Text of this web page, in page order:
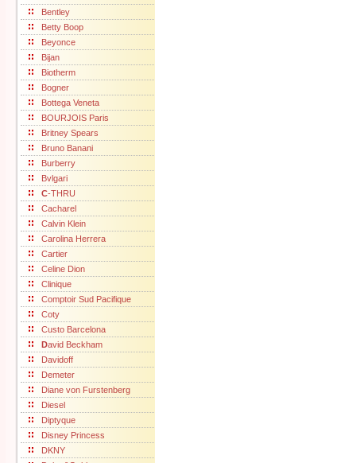
Bentley
Betty Boop
Beyonce
Bijan
Biotherm
Bogner
Bottega Veneta
BOURJOIS Paris
Britney Spears
Bruno Banani
Burberry
Bvlgari
C-THRU
Cacharel
Calvin Klein
Carolina Herrera
Cartier
Celine Dion
Clinique
Comptoir Sud Pacifique
Coty
Custo Barcelona
David Beckham
Davidoff
Demeter
Diane von Furstenberg
Diesel
Diptyque
Disney Princess
DKNY